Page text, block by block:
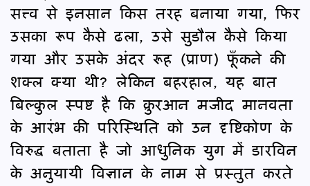
सत्त्व से इनसान किस तरह बनाया गया, फिर
उसका रूप कैसे ढला, उसे सुडौल कैसे किया
गया और उसके अंदर रूह (प्राण) फूँकने की
शक्ल क्या थी? लेकिन बहरहाल, यह बात
बिल्कुल स्पष्ट है कि क़ुरआन मजीद मानवता
के आरंभ की परिस्थिति को उन दृष्टिकोण के
विरुद्ध बताता है जो आधुनिक युग में डारविन
के अनुयायी विज्ञान के नाम से प्रस्तुत करते